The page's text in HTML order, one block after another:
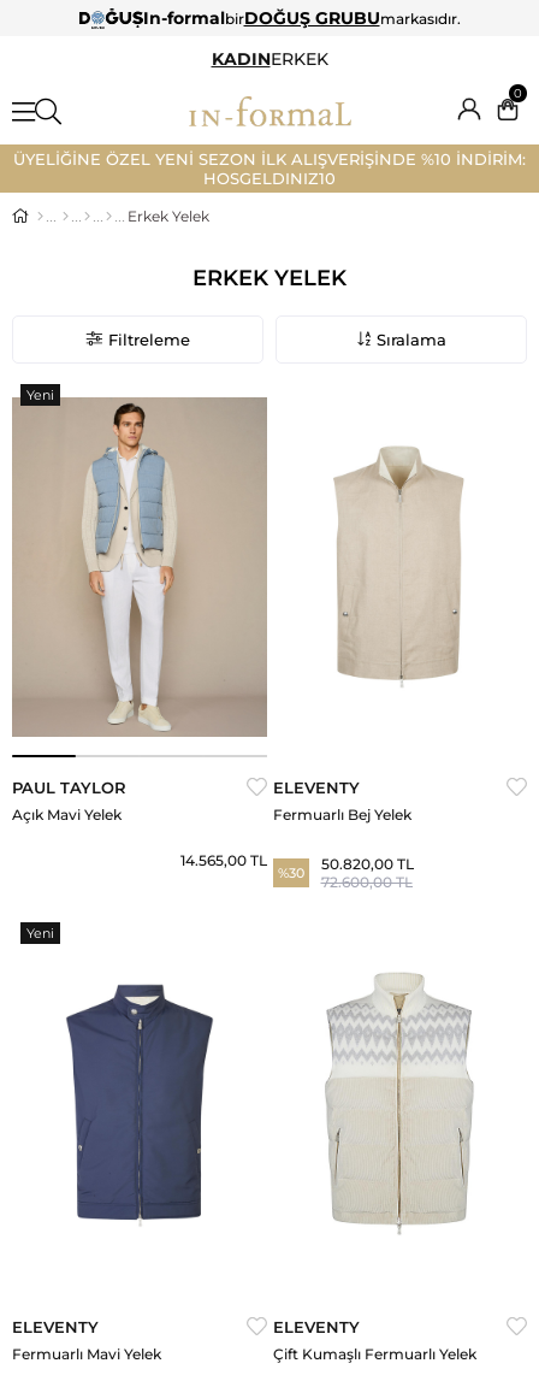
In-formalbirDOĞUŞ GRUBUmarkasıdır.
KADINERKEK
0
ÜYELİĞİNE ÖZEL YENİ SEZON İLK ALIŞVERİŞİNDE %10 İNDİRİM:
HOSGELDINIZ10
Erkek Yelek
ERKEK YELEK
Filtreleme Sıralama
PAUL TAYLOR
Açık Mavi Yelek
14.565,00 TL
Yeni
ELEVENTY
Fermuarlı Bej Yelek
%30
50.820,00 TL
72.600,00 TL
ELEVENTY
Fermuarlı Mavi Yelek
Yeni
ELEVENTY
Çift Kumaşlı Fermuarlı Yelek